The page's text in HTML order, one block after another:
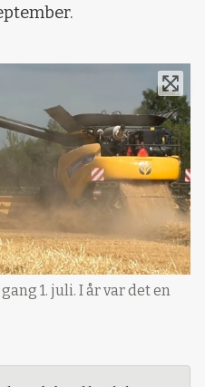
1. juli. I år var det en